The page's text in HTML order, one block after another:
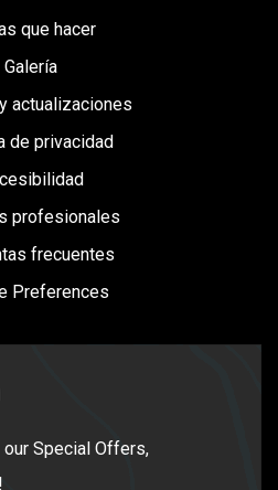
que hacer
Galería
actualizaciones
de privacidad
profesionales
frecuentes
Preferences
Special Offers,